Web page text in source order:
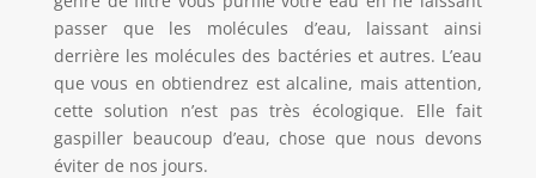
passer que les molécules d’eau, laissant ainsi
derrière les molécules des bactéries et autres. L’eau
que vous en obtiendrez est alcaline, mais attention,
cette solution n’est pas très écologique. Elle fait
gaspiller beaucoup d’eau, chose que nous devons
éviter de nos jours.